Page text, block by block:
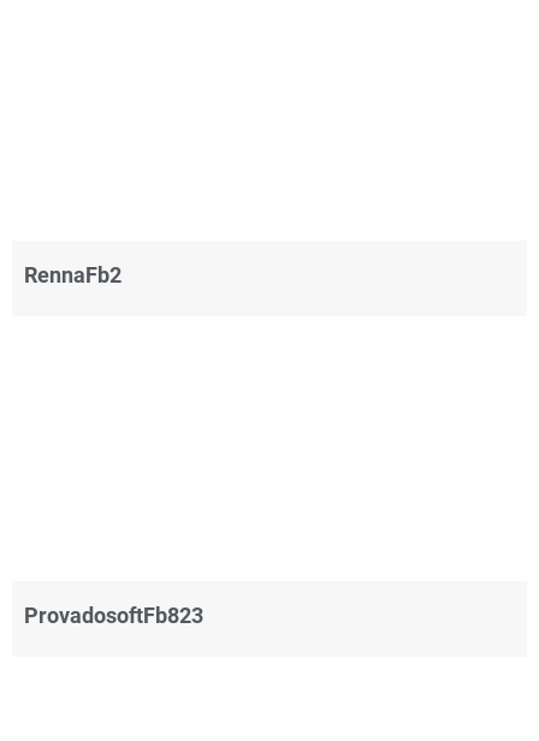
RennaFb2
ProvadosoftFb823